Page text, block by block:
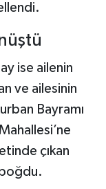
ise ailenin
ve ailesinin
Bayramı
çıkan